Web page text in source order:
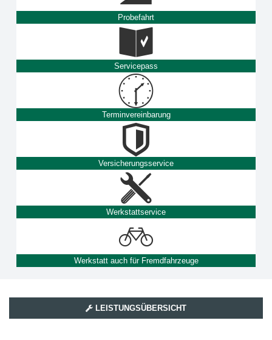
Probefahrt
Servicepass
Terminvereinbarung
Versicherungsservice
Werkstattservice
Werkstatt auch für Fremdfahrzeuge
LEISTUNGSÜBERSICHT